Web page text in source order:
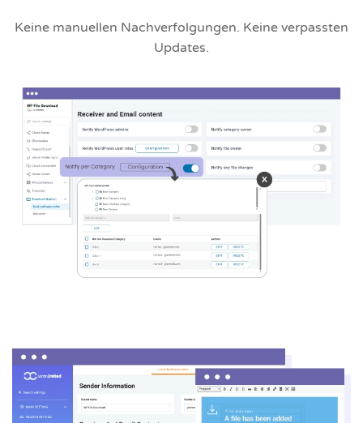
Keine manuellen Nachverfolgungen. Keine verpassten
Updates.